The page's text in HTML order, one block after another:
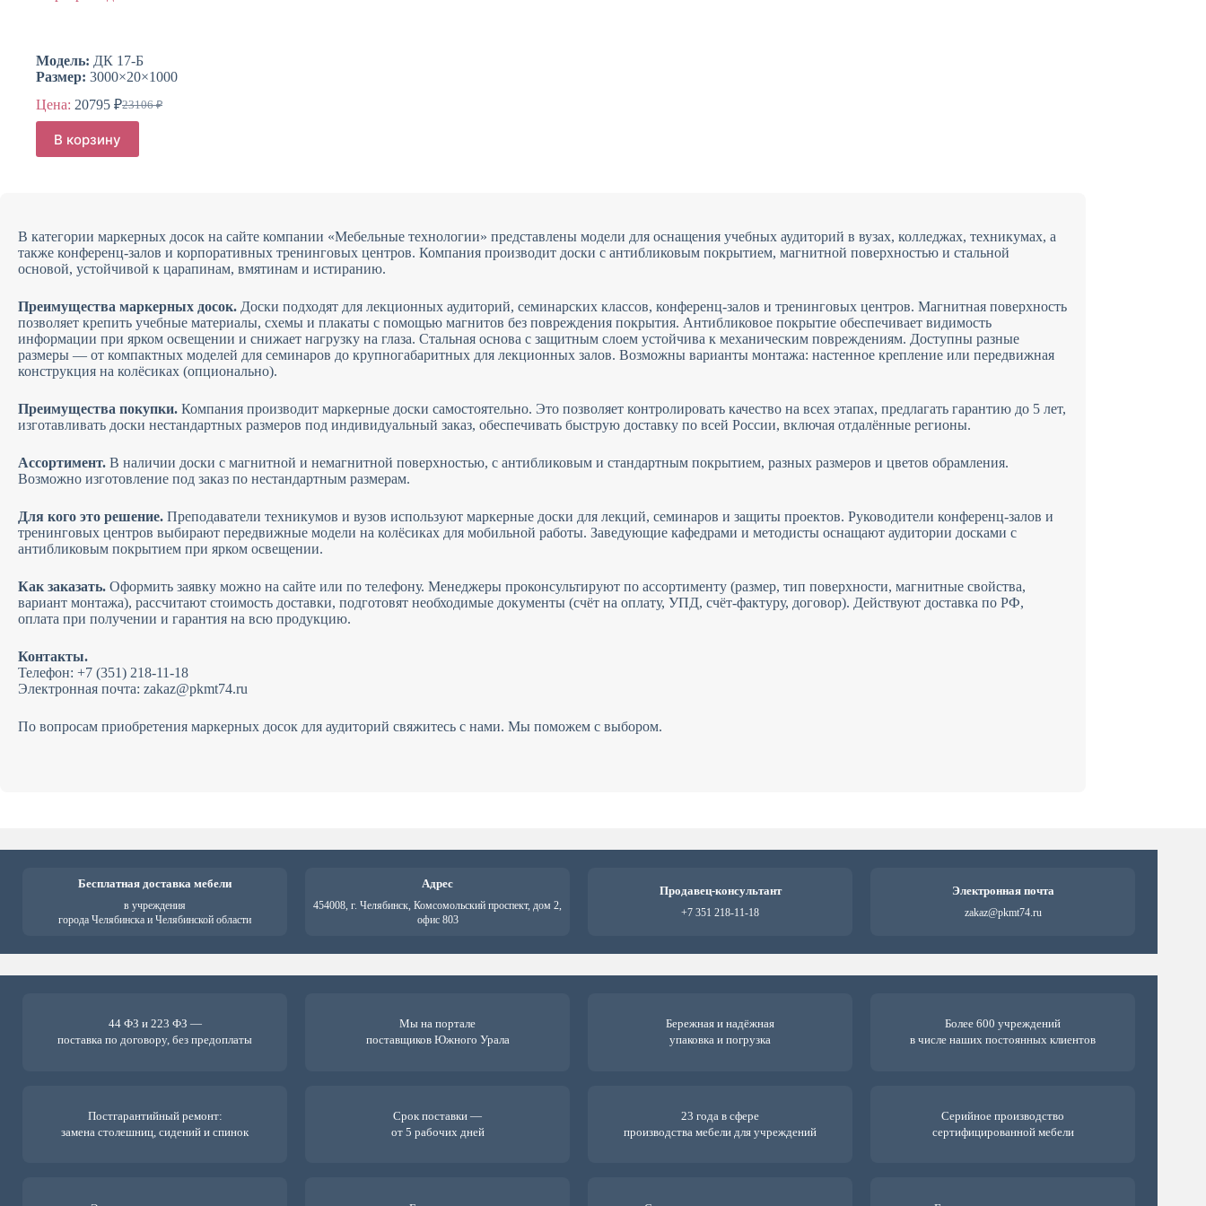
Модель: ДК 17-Б
Размер: 3000×20×1000
Цена:
23106₽
Первоначальная
цена
составляла
23106 ₽.
20795 ₽Текущая
цена:
20795 ₽.
В корзину
В категории маркерных досок на сайте компании «Мебельные технологии» представлены модели для оснащения учебных аудиторий в вузах, колледжах, техникумах, а
также конференц-залов и корпоративных тренинговых центров. Компания производит доски с антибликовым покрытием, магнитной поверхностью и стальной
основой, устойчивой к царапинам, вмятинам и истиранию.
Преимущества маркерных досок. Доски подходят для лекционных аудиторий, семинарских классов, конференц-залов и тренинговых центров. Магнитная поверхность
позволяет крепить учебные материалы, схемы и плакаты с помощью магнитов без повреждения покрытия. Антибликовое покрытие обеспечивает видимость
информации при ярком освещении и снижает нагрузку на глаза. Стальная основа с защитным слоем устойчива к механическим повреждениям. Доступны разные
размеры — от компактных моделей для семинаров до крупногабаритных для лекционных залов. Возможны варианты монтажа: настенное крепление или передвижная
конструкция на колёсиках (опционально).
Преимущества покупки. Компания производит маркерные доски самостоятельно. Это позволяет контролировать качество на всех этапах, предлагать гарантию до 5 лет,
изготавливать доски нестандартных размеров под индивидуальный заказ, обеспечивать быструю доставку по всей России, включая отдалённые регионы.
Ассортимент. В наличии доски с магнитной и немагнитной поверхностью, с антибликовым и стандартным покрытием, разных размеров и цветов обрамления.
Возможно изготовление под заказ по нестандартным размерам.
Для кого это решение. Преподаватели техникумов и вузов используют маркерные доски для лекций, семинаров и защиты проектов. Руководители конференц-залов и
тренинговых центров выбирают передвижные модели на колёсиках для мобильной работы. Заведующие кафедрами и методисты оснащают аудитории досками с
антибликовым покрытием при ярком освещении.
Как заказать. Оформить заявку можно на сайте или по телефону. Менеджеры проконсультируют по ассортименту (размер, тип поверхности, магнитные свойства,
вариант монтажа), рассчитают стоимость доставки, подготовят необходимые документы (счёт на оплату, УПД, счёт-фактуру, договор). Действуют доставка по РФ,
оплата при получении и гарантия на всю продукцию.
Контакты.
Телефон: +7 (351) 218-11-18
Электронная почта: zakaz@pkmt74.ru
По вопросам приобретения маркерных досок для аудиторий свяжитесь с нами. Мы поможем с выбором.
Бесплатная доставка мебели
в учреждения
города Челябинска и Челябинской области
Адрес
454008, г. Челябинск, Комсомольский проспект, дом 2,
офис 803
Продавец-консультант
+7 351 218-11-18
Электронная почта
zakaz@pkmt74.ru
44 ФЗ и 223 ФЗ —
поставка по договору, без предоплаты
Мы на портале
поставщиков Южного Урала
Бережная и надёжная
упаковка и погрузка
Более 600 учреждений
в числе наших постоянных клиентов
Постгарантийный ремонт:
замена столешниц, сидений и спинок
Срок поставки —
от 5 рабочих дней
23 года в сфере
производства мебели для учреждений
Серийное производство
сертифицированной мебели